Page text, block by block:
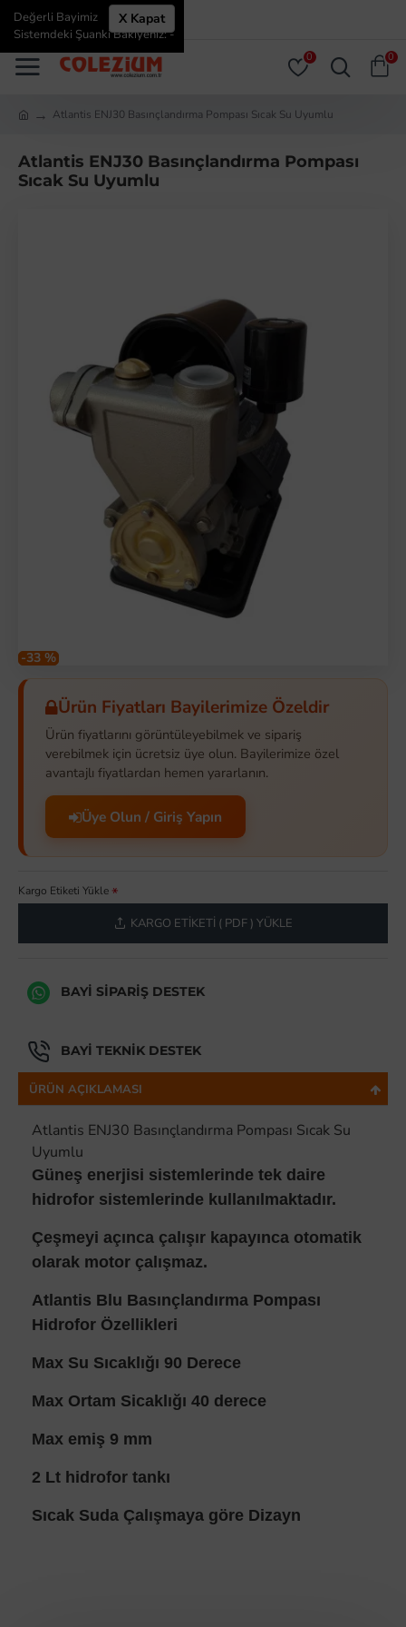
ÜYE GIRIŞI ÜYE OL
0 0
X Kapat
Değerli Bayimiz
Sistemdeki Şuanki Bakiyeniz: -
Atlantis ENJ30 Basınçlandırma Pompası Sıcak Su Uyumlu
Atlantis ENJ30 Basınçlandırma Pompası
Sıcak Su Uyumlu
-33 %
Ürün Fiyatları Bayilerimize Özeldir
Ürün fiyatlarını görüntüleyebilmek ve sipariş
verebilmek için ücretsiz üye olun. Bayilerimize özel
avantajlı fiyatlardan hemen yararlanın.
Üye Olun / Giriş Yapın
Kargo Etiketi Yükle
KARGO ETIKETI ( PDF ) YÜKLE
BAYI SIPARIŞ DESTEK
BAYI TEKNIK DESTEK
ÜRÜN AÇIKLAMASI
Atlantis ENJ30 Basınçlandırma Pompası Sıcak Su
Uyumlu
Güneş enerjisi sistemlerinde tek daire
hidrofor sistemlerinde kullanılmaktadır.
Çeşmeyi açınca çalışır kapayınca otomatik
olarak motor çalışmaz.
Atlantis Blu Basınçlandırma Pompası
Hidrofor Özellikleri
Max Su Sıcaklığı 90 Derece
Max Ortam Sicaklığı 40 derece
Max emiş 9 mm
2 Lt hidrofor tankı
Sıcak Suda Çalışmaya göre Dizayn